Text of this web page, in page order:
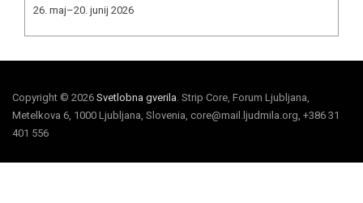
26. maj–20. junij 2026
Copyright © 2026 Svetlobna gverila. Strip Core, Forum Ljubljana,
Metelkova 6, 1000 Ljubljana, Slovenia, core@mail.ljudmila.org, +386 31
401 556